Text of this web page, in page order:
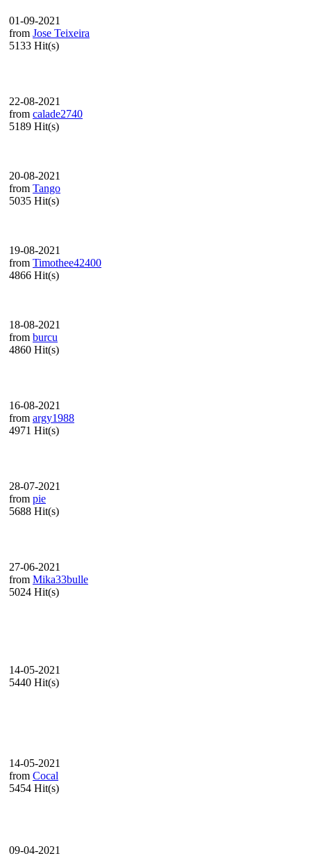
01-09-2021
from Jose Teixeira
5133 Hit(s)
22-08-2021
from calade2740
5189 Hit(s)
20-08-2021
from Tango
5035 Hit(s)
19-08-2021
from Timothee42400
4866 Hit(s)
18-08-2021
from burcu
4860 Hit(s)
16-08-2021
from argy1988
4971 Hit(s)
28-07-2021
from pie
5688 Hit(s)
27-06-2021
from Mika33bulle
5024 Hit(s)
14-05-2021
5440 Hit(s)
14-05-2021
from Cocal
5454 Hit(s)
09-04-2021